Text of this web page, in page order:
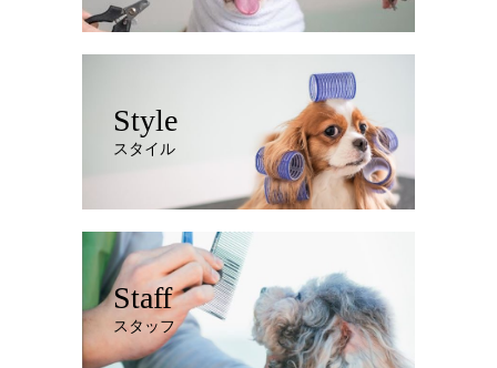
Style
スタイル
Staff
スタッフ